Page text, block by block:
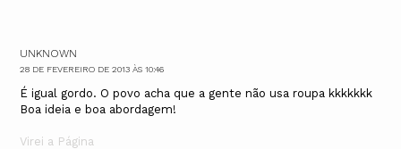
UNKNOWN
28 DE FEVEREIRO DE 2013 ÀS 10:46
É igual gordo. O povo acha que a gente não usa roupa kkkkkkk
Boa ideia e boa abordagem!
Virei a Página